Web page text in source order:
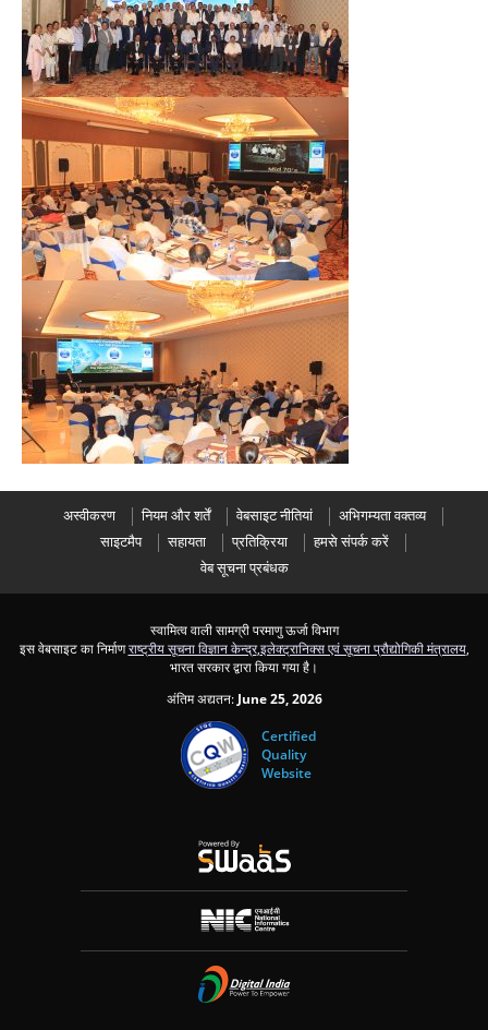
अस्वीकरण नियम और शर्तें वेबसाइट नीतियां
अभिगम्यता वक्तव्य
साइटमैप
सहायता प्रतिक्रिया
हमसे संपर्क करें
वेब सूचना प्रबंधक
स्वामित्व वाली सामग्री परमाणु ऊर्जा विभाग
इस वेबसाइट का निर्माणराष्ट्रीय सूचना विज्ञान केन्द्र,इलेक्ट्रानिक्स एवं सूचना प्रौद्योगिकी मंत्रालय,
भारत सरकार द्वारा किया गया है।
अंतिम अद्यतन: June 25, 2026
Certified
Quality
Website